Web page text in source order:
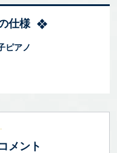
仕様
ピアノ
メント